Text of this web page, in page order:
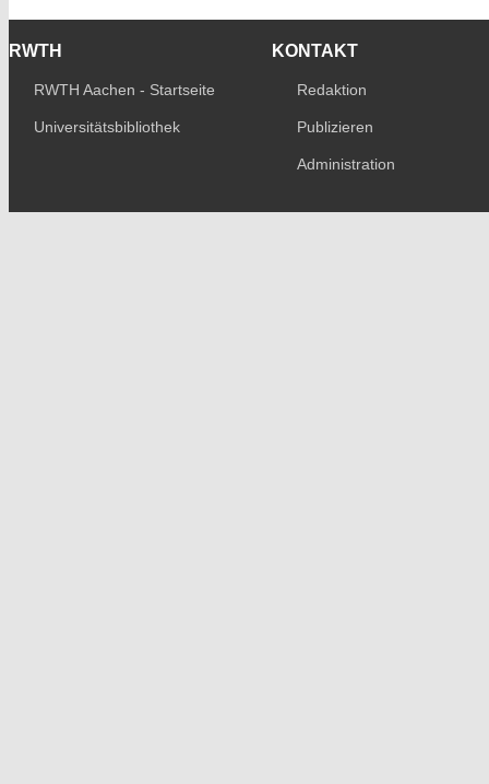
RWTH
RWTH Aachen - Startseite
Universitätsbibliothek
KONTAKT
Redaktion
Publizieren
Administration